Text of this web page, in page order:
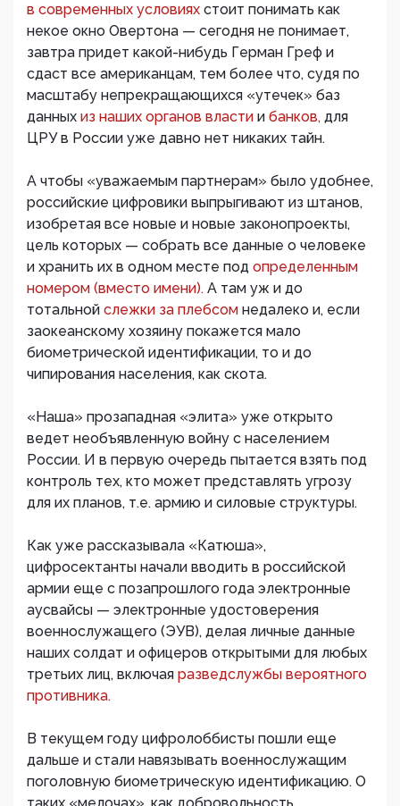
в современных условиях стоит понимать как
некое окно Овертона — сегодня не понимает,
завтра придет какой-нибудь Герман Греф и
сдаст все американцам, тем более что, судя по
масштабу непрекращающихся «утечек» баз
данных из наших органов власти и банков, для
ЦРУ в России уже давно нет никаких тайн.
А чтобы «уважаемым партнерам» было удобнее,
российские цифровики выпрыгивают из штанов,
изобретая все новые и новые законопроекты,
цель которых — собрать все данные о человеке
и хранить их в одном месте под определенным
номером (вместо имени). А там уж и до
тотальной слежки за плебсом недалеко и, если
заокеанскому хозяину покажется мало
биометрической идентификации, то и до
чипирования населения, как скота.
«Наша» прозападная «элита» уже открыто
ведет необъявленную войну с населением
России. И в первую очередь пытается взять под
контроль тех, кто может представлять угрозу
для их планов, т.е. армию и силовые структуры.
Как уже рассказывала «Катюша»,
цифросектанты начали вводить в российской
армии еще с позапрошлого года электронные
аусвайсы — электронные удостоверения
военнослужащего (ЭУВ), делая личные данные
наших солдат и офицеров открытыми для любых
третьих лиц, включая разведслужбы вероятного
противника.
В текущем году цифролоббисты пошли еще
дальше и стали навязывать военнослужащим
поголовную биометрическую идентификацию. О